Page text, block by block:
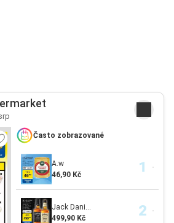
Často zobrazované
A.w
46,90 Kč
Jack Dani...
499,90 Kč